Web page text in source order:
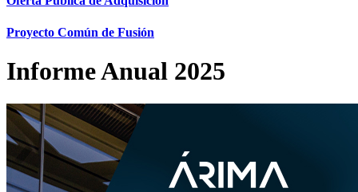
Proyecto Común de Fusión
Informe Anual 2025